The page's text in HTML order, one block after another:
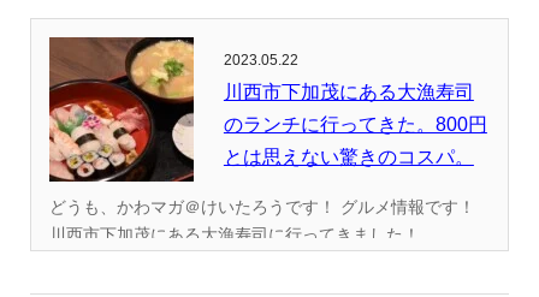
2023.05.22
川西市下加茂にある大漁寿司
のランチに行ってきた。800円
とは思えない驚きのコスパ。
どうも、かわマガ＠けいたろうです！ グルメ情報です！
川西市下加茂にある大漁寿司に行ってきました！ ...